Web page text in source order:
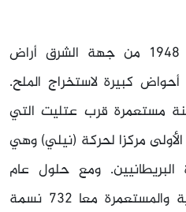
وكانت تحيط بالقرية قبل 1948 من جهة الشرق أراض
كبيرة لاستخراج الملح.
مستعمرة قرب عتليت التي
الأولى مركزا لحركة (نيلي) وهي
ومع حلول عام
1938 بلغ عدد سكان القرية والمستعمرة معا 732 نسمة